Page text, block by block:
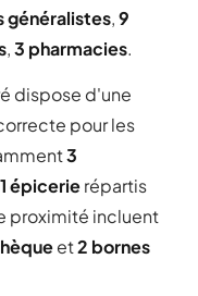
généralistes,9
,3 pharmacies.
dispose d'une
pour les
3
1 épicerierépartis
proximité incluent
et2 bornes